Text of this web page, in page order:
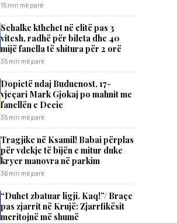
15 min më parë
Schalke kthehet në elitë pas 3
vitesh, radhë për bileta dhe 40
mijë fanella të shitura për 2 orë
35 min më parë
Dopietë ndaj Buducnost, 17-
vjeçari Mark Gjokaj po mahnit me
fanellën e Decic
35 min më parë
Tragjike në Ksamil! Babai përplas
për vdekje të bijën e mitur duke
kryer manovra në parkim
36 min më parë
“Duhet zbatuar ligji. Kaq!”/ Braçe
pas zjarrit në Krujë: Zjarrfikësit
meritojnë më shumë